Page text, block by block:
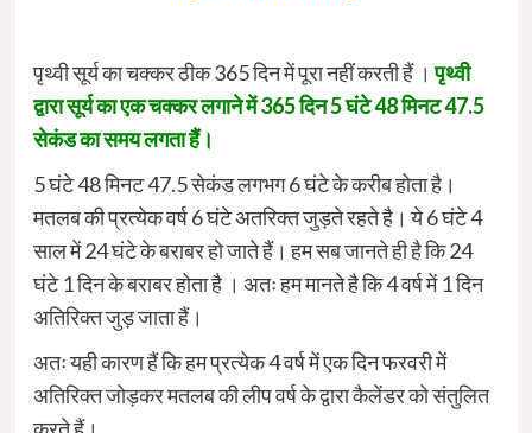
पृथ्वी सूर्य का चक्कर ठीक 365 दिन में पूरा नहीं करती हैं । पृथ्वी
द्वारा सूर्य का एक चक्कर लगाने में 365 दिन 5 घंटे 48 मिनट 47.5
सेकंड का समय लगता हैं।
5 घंटे 48 मिनट 47.5 सेकंड लगभग 6 घंटे के करीब होता है।
मतलब की प्रत्येक वर्ष 6 घंटे अतरिक्त जुड़ते रहते है। ये 6 घंटे 4
साल में 24 घंटे के बराबर हो जाते हैं। हम सब जानते ही है कि 24
घंटे 1 दिन के बराबर होता है । अतः हम मानते है कि 4 वर्ष में 1 दिन
अतिरिक्त जुड़ जाता हैं।
अतः यही कारण हैं कि हम प्रत्येक 4 वर्ष में एक दिन फरवरी में
अतिरिक्त जोड़कर मतलब की लीप वर्ष के द्वारा कैलेंडर को संतुलित
करते हैं।